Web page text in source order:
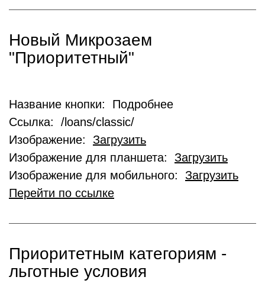
Новый Микрозаем
"Приоритетный"
Название кнопки: Подробнее
Ссылка: /loans/classic/
Изображение: Загрузить
Изображение для планшета: Загрузить
Изображение для мобильного: Загрузить
Перейти по ссылке
Приоритетным категориям -
льготные условия